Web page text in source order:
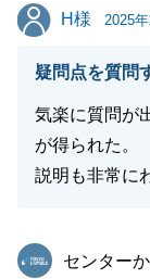
ありがとうご
ばと思います。
今後ともよろ
H様
H様 2025
疑問点を質問
気楽に質問が
が得られた。
説明も非常に
東急リバブ
センター